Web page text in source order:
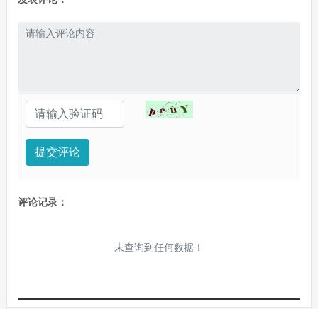
提交评论
评论记录：
未查询到任何数据！